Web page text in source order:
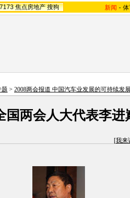
焦点房地产 搜狗 新闻 -
题 > 2008两会报道 中国汽车业发展的可持续发
国两会人大代表李进
[我来